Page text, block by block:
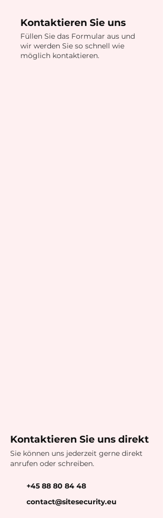
Kontaktieren Sie uns
Füllen Sie das Formular aus und
wir werden Sie so schnell wie
möglich kontaktieren.
Kontaktieren Sie uns direkt
Sie können uns jederzeit gerne direkt
anrufen oder schreiben.
+45 88 80 84 48
contact@sitesecurity.eu